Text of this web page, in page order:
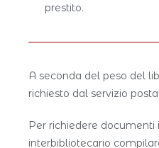
prestito.
A seconda del peso del
richiesto dal servizio
Per richiedere documenti
interbibliotecario